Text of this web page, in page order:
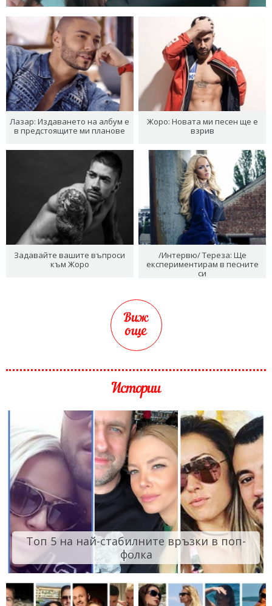
Лазар: Издаването на албум е
в предстоящите ми планове
Жоро: Новата ми песен ще е
взрив
Задавайте вашите въпроси
към Жоро
/Интервю/ Тереза: Ще
експериментирам в песните
си
Виж
още
Истории
Топ 5 на най-стабилните връзки в поп-
фолка